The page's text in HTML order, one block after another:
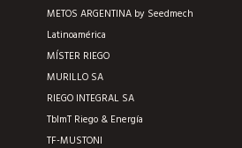
METOS ARGENTINA by Seedmech
Latinoamérica
MÍSTER RIEGO
MURILLO SA
RIEGO INTEGRAL SA
TblmT Riego & Energía
TF-MUSTONI